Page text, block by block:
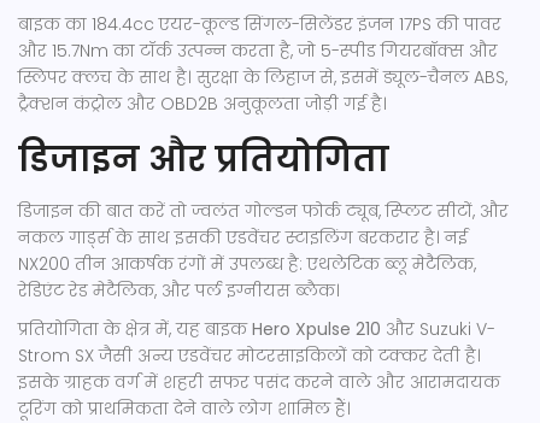
बाइक का 184.4cc एयर-कूल्ड सिंगल-सिलेंडर इंजन 17PS की पावर
और 15.7Nm का टॉर्क उत्पन्न करता है, जो 5-स्पीड गियरबॉक्स और
स्लिपर क्लच के साथ है। सुरक्षा के लिहाज से, इसमें ड्यूल-चैनल ABS,
ट्रैक्शन कंट्रोल और OBD2B अनुकूलता जोड़ी गई है।
डिजाइन और प्रतियोगिता
डिजाइन की बात करें तो ज्वलंत गोल्डन फोर्क ट्यूब, स्प्लिट सीटों, और
नकल गार्ड्स के साथ इसकी एडवेंचर स्टाइलिंग बरकरार है। नई
NX200 तीन आकर्षक रंगों में उपलब्ध है: एथलेटिक ब्लू मेटैलिक,
रेडिएंट रेड मेटैलिक, और पर्ल इग्नीयस ब्लैक।
प्रतियोगिता के क्षेत्र में, यह बाइकHero Xpulse 210 और Suzuki V-
Strom SX जैसी अन्य एडवेंचर मोटरसाइकिलों को टक्कर देती है।
इसके ग्राहक वर्ग में शहरी सफर पसंद करने वाले और आरामदायक
टूरिंग को प्राथमिकता देने वाले लोग शामिल हैं।